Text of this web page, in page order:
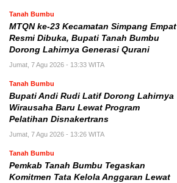
Tanah Bumbu
MTQN ke-23 Kecamatan Simpang Empat
Resmi Dibuka, Bupati Tanah Bumbu
Dorong Lahirnya Generasi Qurani
Jumat, 7 Agu 2026 - 13:33 WITA
Tanah Bumbu
Bupati Andi Rudi Latif Dorong Lahirnya
Wirausaha Baru Lewat Program
Pelatihan Disnakertrans
Jumat, 7 Agu 2026 - 13:26 WITA
Tanah Bumbu
Pemkab Tanah Bumbu Tegaskan
Komitmen Tata Kelola Anggaran Lewat